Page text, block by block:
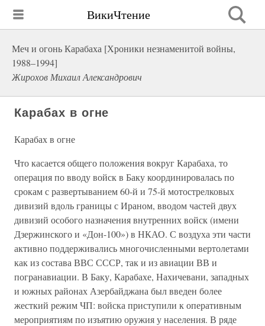
ВикиЧтение
Меч и огонь Карабаха [Хроники незнаменитой войны,
1988–1994]
Жирохов Михаил Александрович
Карабах в огне
Карабах в огне
Что касается общего положения вокруг Карабаха, то
операция по вводу войск в Баку координировалась по
срокам с развертыванием 60-й и 75-й мотострелковых
дивизий вдоль границы с Ираном, вводом частей двух
дивизий особого назначения внутренних войск (имени
Дзержинского и «Дон-100») в НКАО. С воздуха эти части
активно поддерживались многочисленными вертолетами
как из состава ВВС СССР, так и из авиации ВВ и
погранавиации. В Баку, Карабахе, Нахичевани, западных
и южных районах Азербайджана был введен более
жесткий режим ЧП: войска приступили к оперативным
мероприятиям по изъятию оружия у населения. В ряде